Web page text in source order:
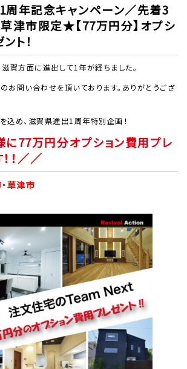
年記念キャンペーン／先着3
草津市限定★【77万円分】オプシ
ト！
賀方面に進出して1年が経ちました。
お問い合わせを頂いております。ありがとうござ
込め、滋賀県進出1周年特別企画！
77万円分オプション費用プレ
！／／
草津市